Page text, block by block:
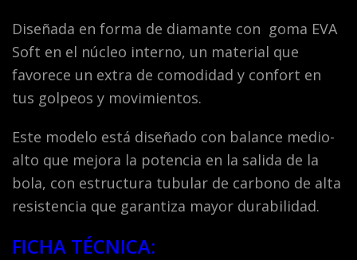
Diseñada en forma de diamante con goma EVA
Soft en el núcleo interno, un material que
favorece un extra de comodidad y confort en
tus golpeos y movimientos.
Este modelo está diseñado con balance medio-
alto que mejora la potencia en la salida de la
bola, con estructura tubular de carbono de alta
resistencia que garantiza mayor durabilidad.
FICHA TÉCNICA: